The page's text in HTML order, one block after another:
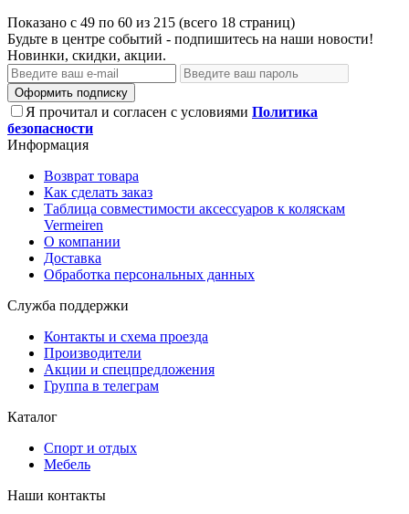
Показано с 49 по 60 из 215 (всего 18 страниц)
Будьте в центре событий - подпишитесь на наши новости!
Новинки, скидки, акции.
Оформить подписку
Я прочитал и согласен с условиями Политика
безопасности
Информация
Возврат товара
Как сделать заказ
Таблица совместимости аксессуаров к коляскам
Vermeiren
О компании
Доставка
Обработка персональных данных
Служба поддержки
Контакты и схема проезда
Производители
Акции и спецпредложения
Группа в телеграм
Каталог
Спорт и отдых
Мебель
Наши контакты